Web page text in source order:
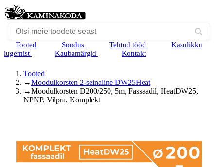
Tooted Soodus Tehtud tööd
Kasulikku
lugemist
Kaubamärgid Kontakt
Tooted
→Moodulkorsten 2-seinaline DW25Heat
→Moodulkorsten D200/250, 5m, Fassaadil, HeatDW25,
NPNP, Vilpra, Komplekt